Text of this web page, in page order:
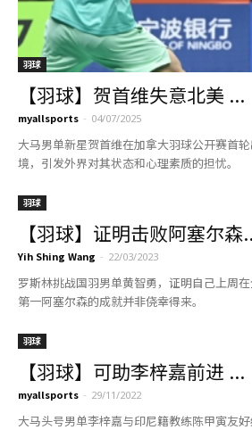
羽球
【羽球】贺首维失意北美 ...
myallsports - 04/07/2025
大马男单新星贺首维在加拿大羽球公开赛首
境，引发外界对其状态和心理素质的担忧。
羽球
【羽球】证明击败阿塞尔森
Yih Shing Wang - 22/03/2023
罗斯林挑战国羽男单黄智勇，证明自己上周
第一阿塞尔森的成就并非侥幸得来。
羽球
【羽球】可助李梓嘉前进 ...
myallsports - 29/11/2022
大马头号男单李梓嘉与印尼籍教练陈甲寅友